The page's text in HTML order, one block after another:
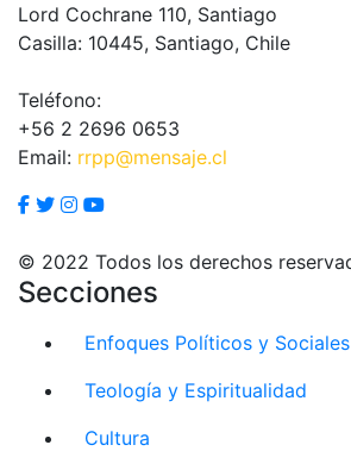
Lord Cochrane 110, Santiago
Casilla: 10445, Santiago, Chile
Teléfono:
+56 2 2696 0653
Email: rrpp@mensaje.cl
© 2022 Todos los derechos
Secciones
Enfoques Políticos y Sociales
Teología y Espiritualidad
Cultura